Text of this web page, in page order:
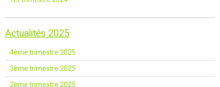
Actualités 2025
4ème trimestre 2025
3ème trimestre 2025
2ème trimestre 2025